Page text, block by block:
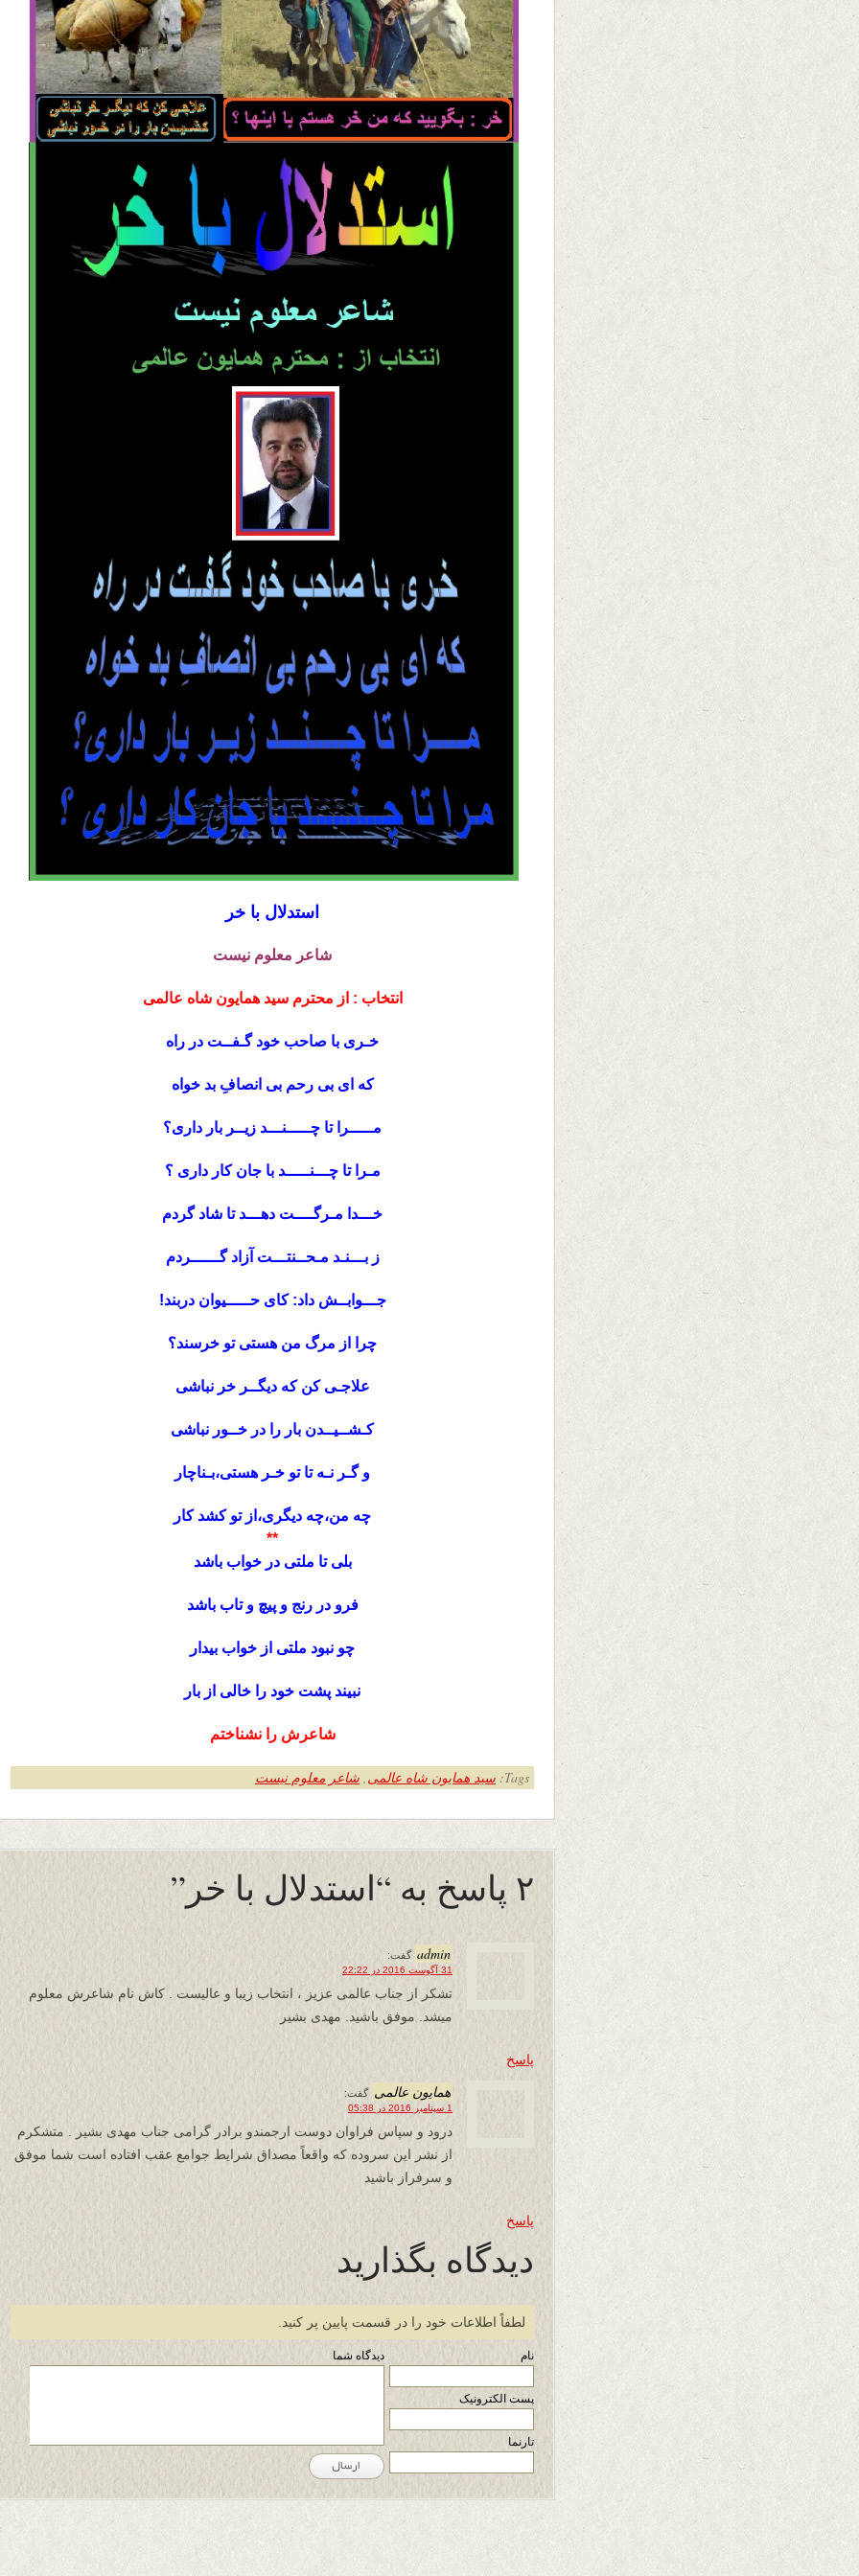
استدلال با خر
شاعر معلوم نیست
انتخاب : از محترم سید همایون شاه عالمی
خـری با صاحب خود گـفــت در راه
که ای بی رحم بی انصافِ بد خواه
مـــــرا تا چـــــنـــد زیــر بار داری؟
مـرا تا چـــنـــــد با جان کار داری ؟
خـــدا مـرگــــت دهـــد تا شاد گردم
ز بـــنـد مـحــنتـــت آزاد گــــــردم
جـــوابــش داد: کای حـــــیوان دربند!
چرا از مرگ من هستی تو خرسند؟
علاجـی کن که دیگــر خر نباشی
کـشــیــدن بار را در خــور نباشی
و گـر نـه تا تو خـر هستی،بـناچار
چه من،چه دیگری،از تو کشد کار
**
بلی تا ملتی در خواب باشد
فرو در رنج و پیچ و تاب باشد
چو نبود ملتی از خواب بیدار
نبیند پشت خود را خالی از بار
شاعرش را نشناختم
Tags: سید همایون شاه عالمی, شاعر معلوم نیست
۲ پاسخ به “استدلال با خر”
admin گفت:
31 آگوست 2016 در 22:22
تشکر از جناب عالمی عزیز ، انتخاب زیبا و عالیست . کاش نام شاعرش معلوم
میشد. موفق باشید. مهدی بشیر
پاسخ
همایون عالمی گفت:
1 سپتامبر 2016 در 05:38
درود و سپاس فراوان دوست ارجمندو برادر گرامی جناب مهدی بشیر . متشکرم
از نشر این سروده که واقعاً مصداق شرایط جوامع عقب افتاده است شما موفق
و سرفراز باشید
پاسخ
دیدگاه بگذارید
لطفاً اطلاعات خود را در قسمت پایین پر کنید.
نام
پست الکترونیک
تارنما
دیدگاه شما